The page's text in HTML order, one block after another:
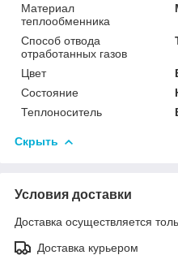
Материал
теплообменника
Способ отвода
отработанных газов
Цвет
Состояние
Теплоноситель
Скрыть
Условия доставки
Доставка осуществляется
Доставка курьером